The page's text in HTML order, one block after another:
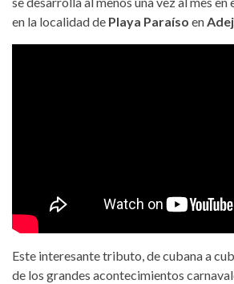
en la localidad de Playa Paraíso en
Este interesante tributo, de cubana a
de los grandes acontecimientos